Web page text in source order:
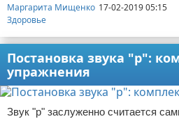
Маргарита Мищенко 17-02-2019 05:15
Здоровье
Постановка звука "р":
упражнения
Звук "р" заслуженно считается